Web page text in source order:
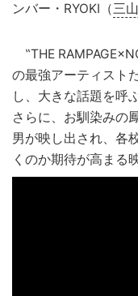
ンバー・RYOKI（三
‟THE
の最強アーティスト
し、大きな話題を呼
さらに、お馴染みの
男が映し出され、各
くのか期待が高まる